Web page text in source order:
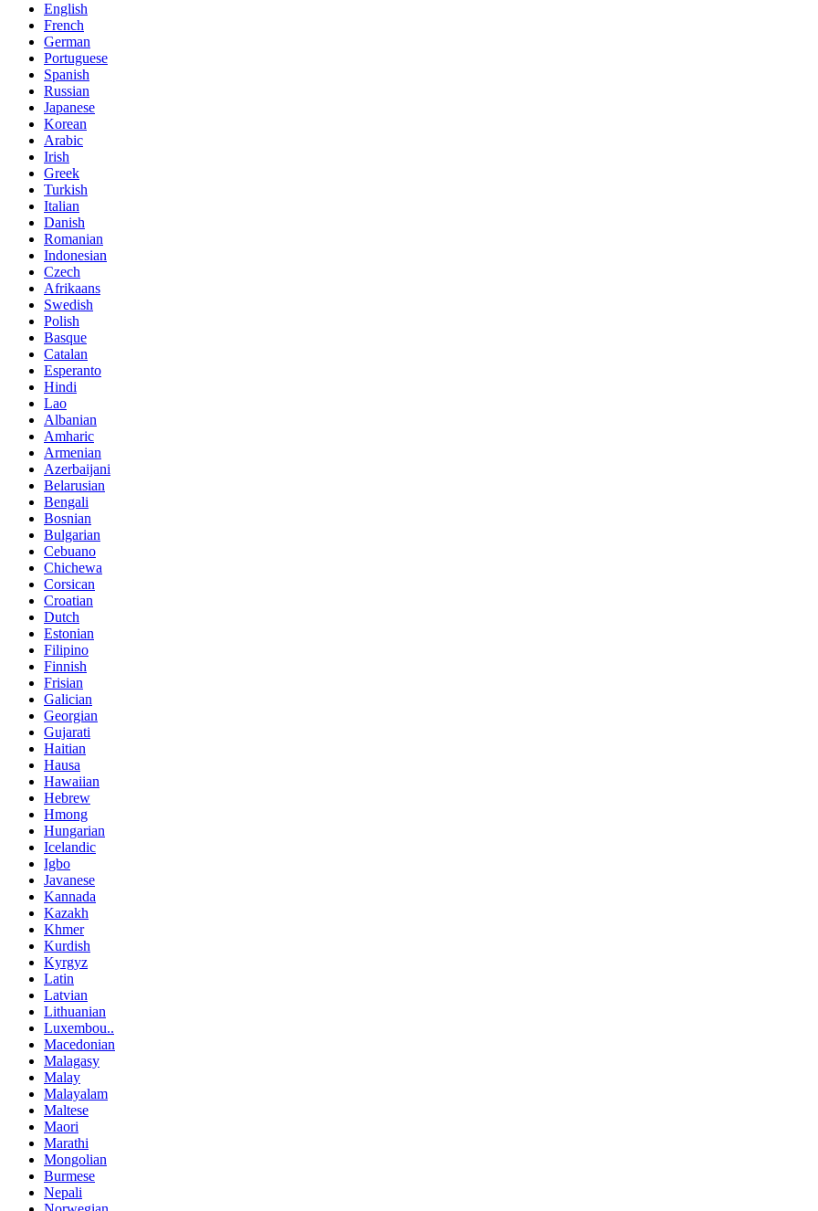
English
French
German
Portuguese
Spanish
Russian
Japanese
Korean
Arabic
Irish
Greek
Turkish
Italian
Danish
Romanian
Indonesian
Czech
Afrikaans
Swedish
Polish
Basque
Catalan
Esperanto
Hindi
Lao
Albanian
Amharic
Armenian
Azerbaijani
Belarusian
Bengali
Bosnian
Bulgarian
Cebuano
Chichewa
Corsican
Croatian
Dutch
Estonian
Filipino
Finnish
Frisian
Galician
Georgian
Gujarati
Haitian
Hausa
Hawaiian
Hebrew
Hmong
Hungarian
Icelandic
Igbo
Javanese
Kannada
Kazakh
Khmer
Kurdish
Kyrgyz
Latin
Latvian
Lithuanian
Luxembou..
Macedonian
Malagasy
Malay
Malayalam
Maltese
Maori
Marathi
Mongolian
Burmese
Nepali